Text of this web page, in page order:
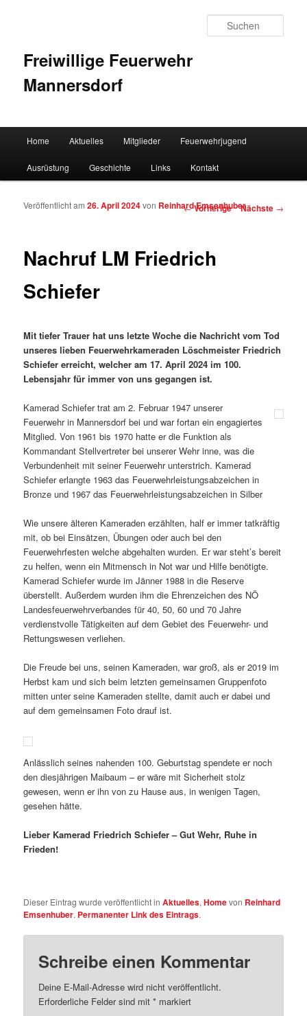
Freiwillige Feuerwehr
Mannersdorf
Zum Inhalt wechseln
Zum sekundären Inhalt wechseln
Home Aktuelles Mitglieder Feuerwehrjugend
Ausrüstung Geschichte Links Kontakt
Artikelnavigation
←Vorherige Nächste →
Nachruf LM Friedrich
Schiefer
Veröffentlicht am26. April 2024von Reinhard Emsenhuber
Mit tiefer Trauer hat uns letzte Woche die Nachricht vom Tod
unseres lieben Feuerwehrkameraden Löschmeister Friedrich
Schiefer erreicht, welcher am 17. April 2024 im 100.
Lebensjahr für immer von uns gegangen ist.
Kamerad Schiefer trat am 2. Februar 1947 unserer
Feuerwehr in Mannersdorf bei und war fortan ein engagiertes
Mitglied. Von 1961 bis 1970 hatte er die Funktion als
Kommandant Stellvertreter bei unserer Wehr inne, was die
Verbundenheit mit seiner Feuerwehr unterstrich. Kamerad
Schiefer erlangte 1963 das Feuerwehrleistungsabzeichen in
Bronze und 1967 das Feuerwehrleistungsabzeichen in Silber
Wie unsere älteren Kameraden erzählten, half er immer tatkräftig
mit, ob bei Einsätzen, Übungen oder auch bei den
Feuerwehrfesten welche abgehalten wurden. Er war steht’s bereit
zu helfen, wenn ein Mitmensch in Not war und Hilfe benötigte.
Kamerad Schiefer wurde im Jänner 1988 in die Reserve
überstellt. Außerdem wurden ihm die Ehrenzeichen des NÖ
Landesfeuerwehrverbandes für 40, 50, 60 und 70 Jahre
verdienstvolle Tätigkeiten auf dem Gebiet des Feuerwehr- und
Rettungswesen verliehen.
Die Freude bei uns, seinen Kameraden, war groß, als er 2019 im
Herbst kam und sich beim letzten gemeinsamen Gruppenfoto
mitten unter seine Kameraden stellte, damit auch er dabei und
auf dem gemeinsamen Foto drauf ist.
Anlässlich seines nahenden 100. Geburtstag spendete er noch
den diesjährigen Maibaum – er wäre mit Sicherheit stolz
gewesen, wenn er ihn von zu Hause aus, in wenigen Tagen,
gesehen hätte.
Lieber Kamerad Friedrich Schiefer – Gut Wehr, Ruhe in
Frieden!
Dieser Eintrag wurde veröffentlicht inAktuelles,Homevon Reinhard
Emsenhuber. Permanenter Link des Eintrags.
Schreibe einen Kommentar
Deine E-Mail-Adresse wird nicht veröffentlicht.
Erforderliche Felder sind mit* markiert